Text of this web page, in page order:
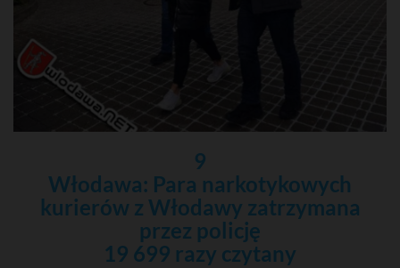
9
Włodawa: Para narkotykowych
kurierów z Włodawy zatrzymana
przez policję
19 699 razy czytany